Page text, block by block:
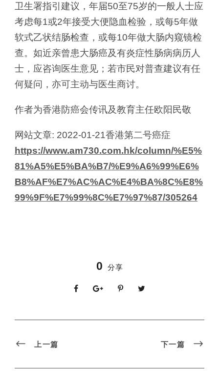
卫生署指引建议，年届50至75岁的一般人士应
考虑每1或2年接受大便隐血检验，或每5年做
软式乙状结肠检查，或每10年做大肠内窥镜检
查。如近亲曾患大肠癌及有炎症性肠病病历人
士，应咨询医生意见；若市民对普查建议有任
何疑问，亦可主动与医生商讨。
作者为香港防癌会传讯及教育主任欧阳民敬
网站文章: 2022-01-21香港第二号癌症
https://www.am730.com.hk/column/%E5%
81%A5%E5%BA%B7/%E9%A6%99%E6%
B8%AF%E7%AC%AC%E4%BA%8C%E8%
99%9F%E7%99%8C%E7%97%87/305264
0 分享
上一篇 下一篇